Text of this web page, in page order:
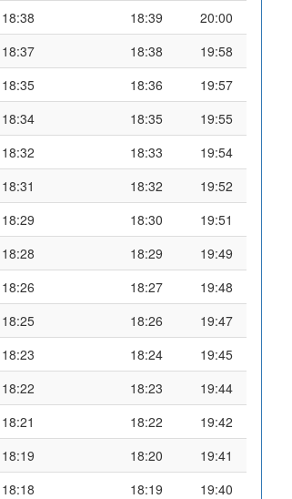
18:38 18:39
20:00
18:37 18:38
19:58
18:35 18:36
19:57
18:34 18:35
19:55
18:32 18:33
19:54
18:31 18:32
19:52
18:29 18:30
19:51
18:28 18:29
19:49
18:26 18:27
19:48
18:25 18:26
19:47
18:23 18:24
19:45
18:22 18:23
19:44
18:21 18:22
19:42
18:19 18:20
19:41
18:18 18:19
19:40